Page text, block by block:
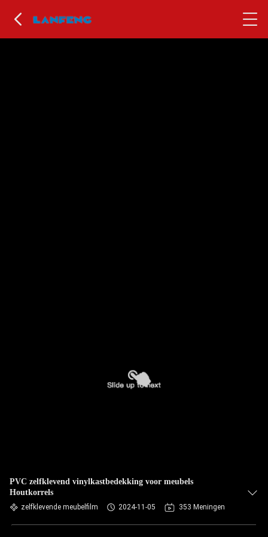
PVC zelfklevend vinylkastbedekking voor meubels
Houtkorrels
zelfklevende meubelfilm 2024-11-05 353 Meningen